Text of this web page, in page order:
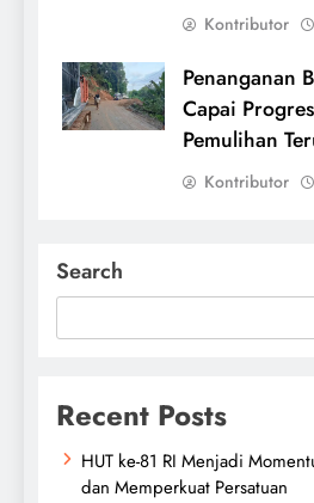
Kontributor
Penanganan
Capai
Pemulihan
Kontributor
Search
Recent Posts
HUT ke-81 RI Menjadi
dan Memperkuat Persatuan